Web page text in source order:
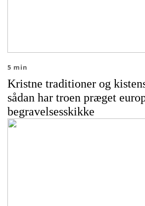
Kristne traditioner og
sådan har troen præget
begravelsesskikke
5 min